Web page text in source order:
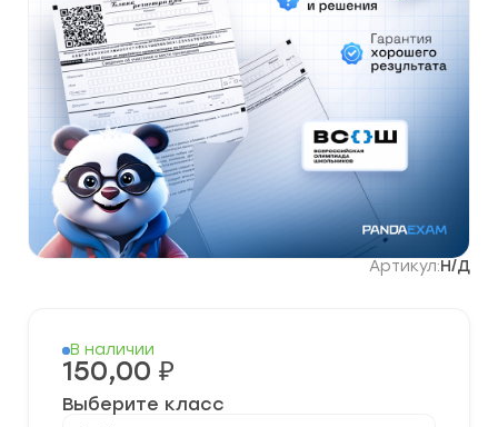
Артикул:Н/Д
В наличии
150,00 ₽
Выберите класс